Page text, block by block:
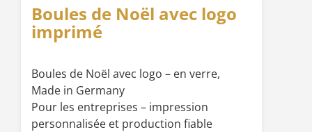
Boules de Noël avec logo
imprimé
Boules de Noël avec logo – en verre,
Made in Germany
Pour les entreprises – impression
personnalisée et production fiable